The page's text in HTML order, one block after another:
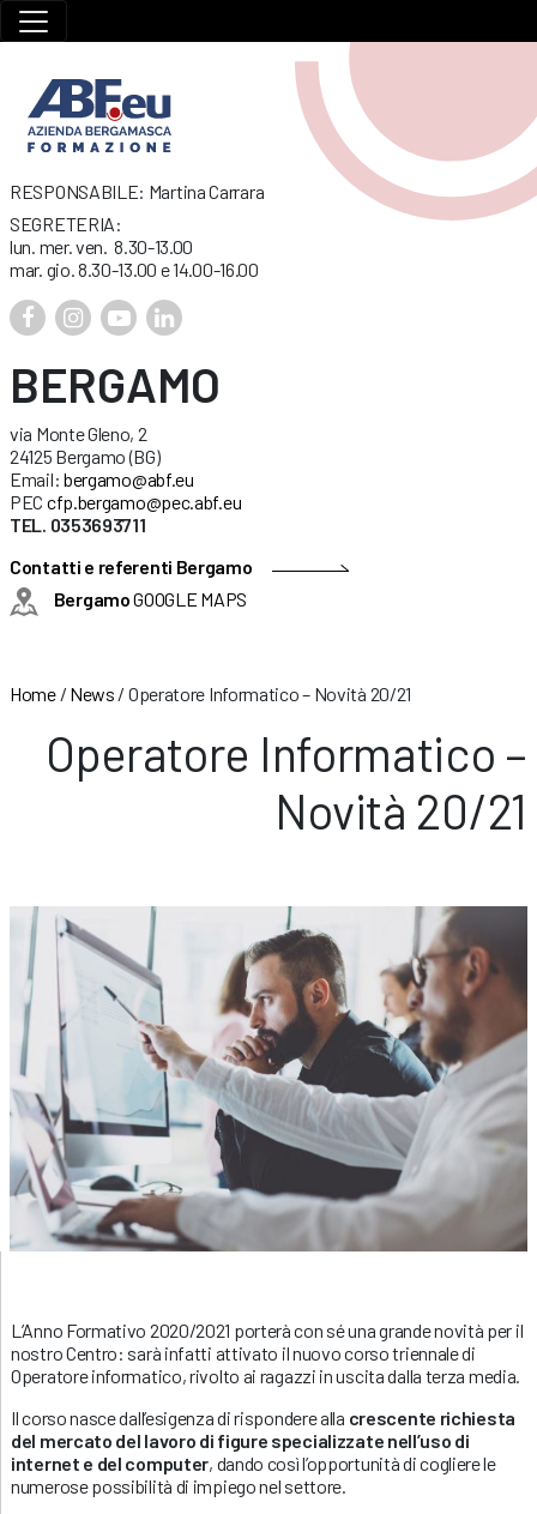
RESPONSABILE: Martina Carrara
SEGRETERIA:
lun. mer. ven. 8.30-13.00
mar. gio. 8.30-13.00 e 14.00-16.00
BERGAMO
via Monte Gleno, 2
24125 Bergamo (BG)
Email: bergamo@abf.eu
PEC cfp.bergamo@pec.abf.eu
TEL. 0353693711
Contatti e referenti Bergamo
BergamoGOOGLE MAPS
Home/ News / Operatore Informatico – Novità 20/21
Operatore Informatico –
Novità 20/21
L’Anno Formativo 2020/2021 porterà con sé una grande novità per il
nostro Centro: sarà infatti attivato il nuovo corso triennale di
Operatore informatico, rivolto ai ragazzi in uscita dalla terza media.
Il corso nasce dall’esigenza di rispondere alla crescente richiesta
del mercato del lavoro di figure specializzate nell’uso di
internet e del computer, dando così l’opportunità di cogliere le
numerose possibilità di impiego nel settore.